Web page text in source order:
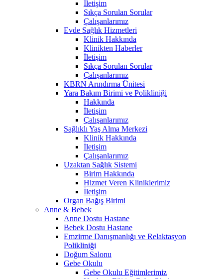
İletişim
Sıkça Sorulan Sorular
Çalışanlarımız
Evde Sağlık Hizmetleri
Klinik Hakkında
Klinikten Haberler
İletişim
Sıkça Sorulan Sorular
Çalışanlarımız
KBRN Arındırma Ünitesi
Yara Bakım Birimi ve Polikliniği
Hakkında
İletişim
Çalışanlarımız
Sağlıklı Yaş Alma Merkezi
Klinik Hakkında
İletişim
Çalışanlarımız
Uzaktan Sağlık Sistemi
Birim Hakkında
Hizmet Veren Kliniklerimiz
İletişim
Organ Bağış Birimi
Anne & Bebek
Anne Dostu Hastane
Bebek Dostu Hastane
Emzirme Danışmanlığı ve Relaktasyon
Polikliniği
Doğum Salonu
Gebe Okulu
Gebe Okulu Eğitimlerimiz